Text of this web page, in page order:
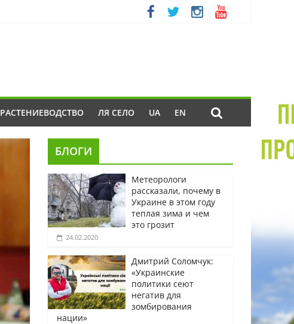
РАСТЕНИЕВОДСТВО ЛЯ СЕЛО UA EN
БЛОГИ
Метеорологи
рассказали, почему в
Украине в этом году
теплая зима и чем
это грозит
24.02.2020
Дмитрий Соломчук:
«Украинские
политики сеют
негатив для
зомбирования
нации»